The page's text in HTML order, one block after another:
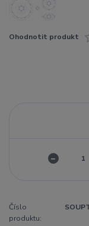
Ohodnotit produkt
Číslo
produktu: